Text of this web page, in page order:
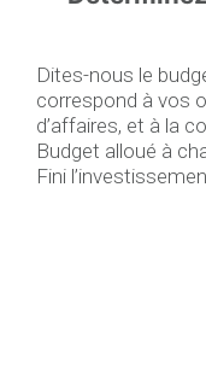
Dites-nous le
correspond à vos
d’affaires, et à la
Budget alloué à
Fini